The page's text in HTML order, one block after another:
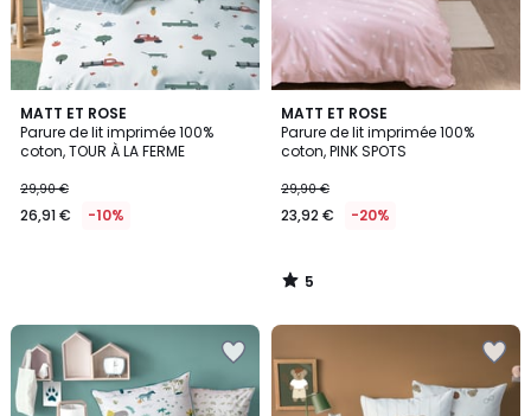
MATT ET ROSE
Parure de lit imprimée 100%
coton, TOUR À LA FERME
29,90 €
26,91 € -10%
MATT ET ROSE
Parure de lit imprimée 100%
coton, PINK SPOTS
29,90 €
23,92 € -20%
5
/
5
5
/